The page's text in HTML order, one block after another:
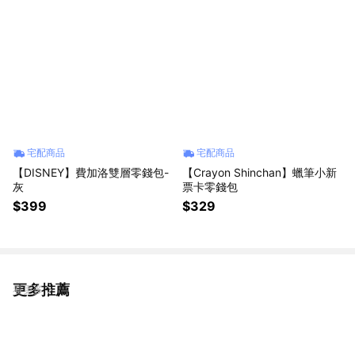
宅配商品
【DISNEY】費加洛雙層零錢包-
灰
$399
宅配商品
【Crayon Shinchan】蠟筆小新
票卡零錢包
$329
更多推薦
看更多